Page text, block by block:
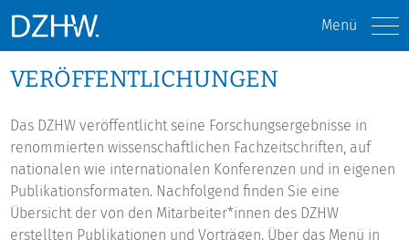
Menü
VERÖFFENTLICHUNGEN
Das DZHW veröffentlicht seine Forschungsergebnisse in
renommierten wissenschaftlichen Fachzeitschriften, auf
nationalen wie internationalen Konferenzen und in eigenen
Publikationsformaten. Nachfolgend finden Sie eine
Übersicht der von den Mitarbeiter*innen des DZHW
erstellten Publikationen und Vorträgen. Über das Menü in